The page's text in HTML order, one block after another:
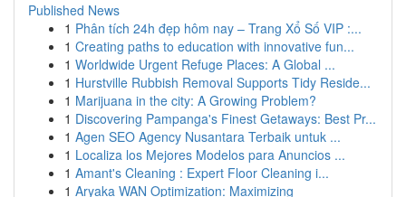
Published News
1 Phân tích 24h đẹp hôm nay – Trang Xổ Số VIP :...
1 Creating paths to education with innovative fun...
1 Worldwide Urgent Refuge Places: A Global ...
1 Hurstville Rubbish Removal Supports Tidy Reside...
1 Marijuana in the city: A Growing Problem?
1 Discovering Pampanga's Finest Getaways: Best Pr...
1 Agen SEO Agency Nusantara Terbaik untuk ...
1 Localiza los Mejores Modelos para Anuncios ...
1 Amant's Cleaning : Expert Floor Cleaning i...
1 Aryaka WAN Optimization: Maximizing